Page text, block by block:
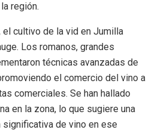
región.
el cultivo de la vid en Jumilla
Los romanos, grandes
técnicas avanzadas de
el comercio del vino a
comerciales. Se han hallado
en la zona, lo que sugiere una
de vino en ese